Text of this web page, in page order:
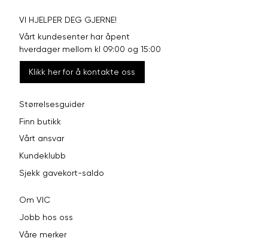
VI HJELPER DEG GJERNE!
Vårt kundesenter har åpent
hverdager mellom kl 09:00 og 15:00
Klikk her for å kontakte oss
Størrelsesguider
Finn butikk
Vårt ansvar
Kundeklubb
Sjekk gavekort-saldo
Om VIC
Jobb hos oss
Våre merker